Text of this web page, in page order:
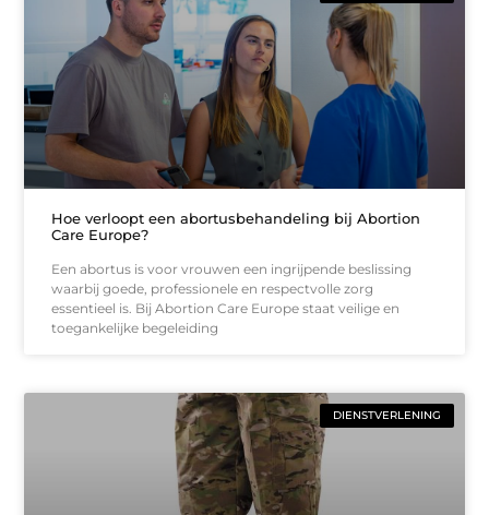
Hoe verloopt een abortusbehandeling bij Abortion
Care Europe?
Een abortus is voor vrouwen een ingrijpende beslissing
waarbij goede, professionele en respectvolle zorg
essentieel is. Bij Abortion Care Europe staat veilige en
toegankelijke begeleiding
DIENSTVERLENING